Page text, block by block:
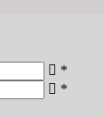
*
*